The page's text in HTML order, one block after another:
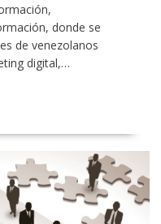
donde se
de venezolanos
digital,…